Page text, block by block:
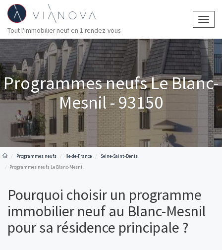
Tout l'immobilier neuf en 1 rendez-vous
Programmes neufs Le Blanc-
Mesnil - 93150
Programmes neufs Ile-de-France
Seine-Saint-Denis
Programmes neufs Le Blanc-Mesnil
Pourquoi choisir un programme
immobilier neuf au Blanc-Mesnil
pour sa résidence principale ?